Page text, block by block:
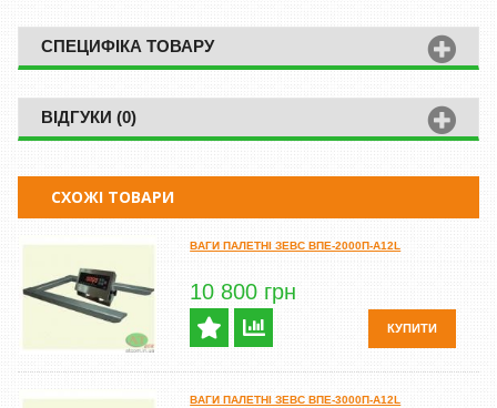
СПЕЦИФІКА ТОВАРУ
ВІДГУКИ (0)
СХОЖІ ТОВАРИ
ВАГИ ПАЛЕТНІ ЗЕВС ВПЕ-2000П-A12L
10 800 грн
КУПИТИ
ВАГИ ПАЛЕТНІ ЗЕВС ВПЕ-3000П-A12L